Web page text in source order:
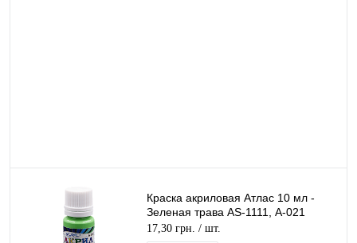
Краска акриловая Атлас 10 мл -
Зеленая трава AS-1111, А-021
17,30 грн. / шт.